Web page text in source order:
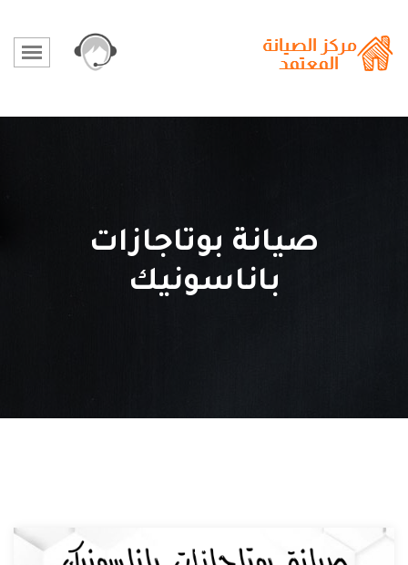
صيانة بوتاجازات
باناسونيك